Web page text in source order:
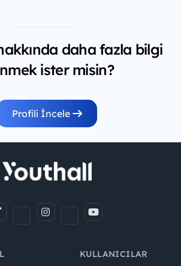
daha fazla bilgi
ister misin?
Profili İncele
KULLANICILAR